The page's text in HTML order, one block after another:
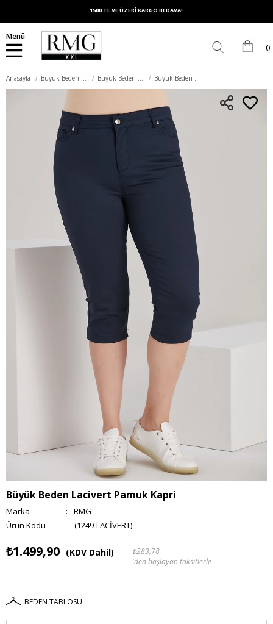
1500 TL VE ÜZERİ KARGO BEDAVA!
Menü
Anasayfa Büyük Beden Alt Giyim Büyük Beden Kapri Büyük Beden Lacivert Pamuk Kapri
Büyük Beden Lacivert Pamuk Kapri
Marka :
RMG
(1249-LACİVERT)
₺1.499,90 (KDV Dahil)
₺283,78
'den başlayan taksitlerle
BEDEN TABLOSU